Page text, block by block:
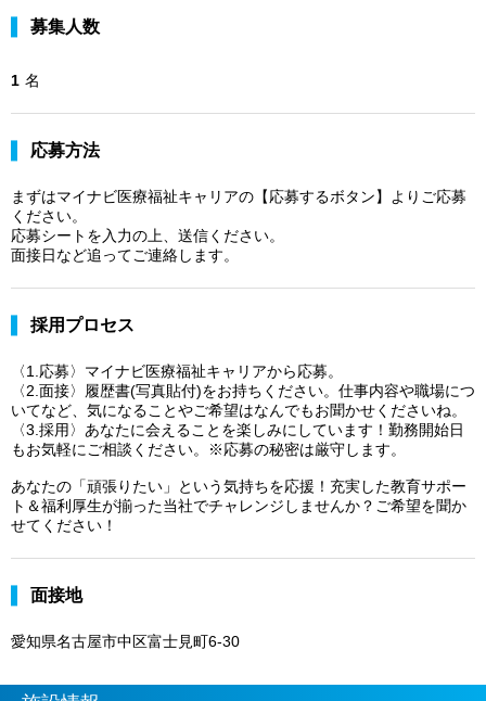
募集人数
1 名
応募方法
まずはマイナビ医療福祉キャリアの【応募するボタン】よりご応募
ください。
応募シートを入力の上、送信ください。
面接日など追ってご連絡します。
採用プロセス
〈1.応募〉マイナビ医療福祉キャリアから応募。
〈2.面接〉履歴書(写真貼付)をお持ちください。仕事内容や職場につ
いてなど、気になることやご希望はなんでもお聞かせくださいね。
〈3.採用〉あなたに会えることを楽しみにしています！勤務開始日
もお気軽にご相談ください。※応募の秘密は厳守します。
あなたの「頑張りたい」という気持ちを応援！充実した教育サポー
ト＆福利厚生が揃った当社でチャレンジしませんか？ご希望を聞か
せてください！
面接地
愛知県名古屋市中区富士見町6-30